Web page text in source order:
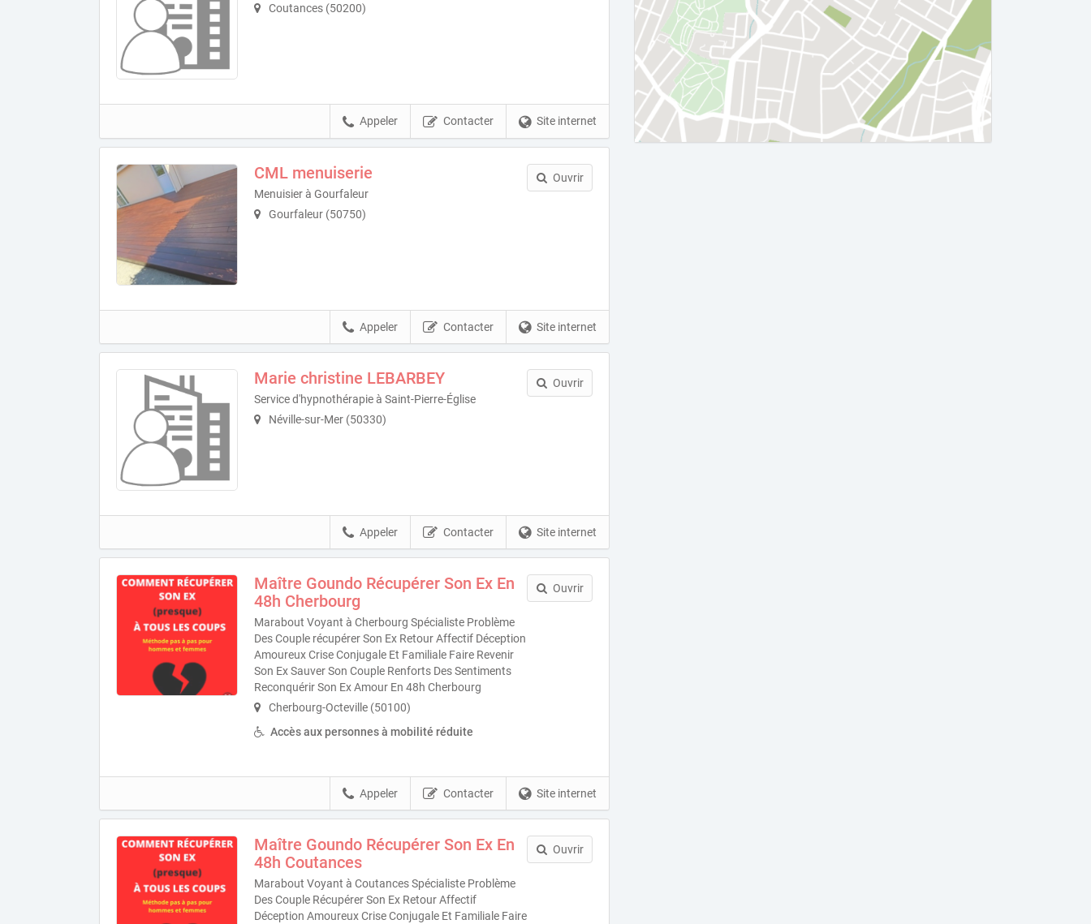
Coutances (50200)
Site internet
Contacter
Appeler
CML menuiserie
Menuisier à Gourfaleur
Gourfaleur (50750)
Ouvrir
Site internet
Contacter
Appeler
Marie christine LEBARBEY
Service d'hypnothérapie à Saint-Pierre-Église
Néville-sur-Mer (50330)
Ouvrir
Site internet
Contacter
Appeler
Maître Goundo Récupérer Son Ex En
48h Cherbourg
Marabout Voyant à Cherbourg Spécialiste Problème
Des Couple récupérer Son Ex Retour Affectif Déception
Amoureux Crise Conjugale Et Familiale Faire Revenir
Son Ex Sauver Son Couple Renforts Des Sentiments
Reconquérir Son Ex Amour En 48h Cherbourg
Cherbourg-Octeville (50100)
Accès aux personnes à mobilité réduite
Ouvrir
Site internet
Contacter
Appeler
Maître Goundo Récupérer Son Ex En
48h Coutances
Marabout Voyant à Coutances Spécialiste Problème
Des Couple Récupérer Son Ex Retour Affectif
Déception Amoureux Crise Conjugale Et Familiale Faire
Ouvrir